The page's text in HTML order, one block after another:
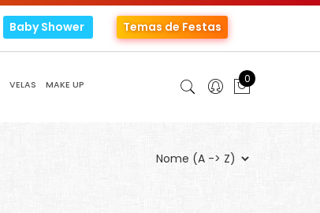
Baby Shower Temas de Festas
VELAS MAKE UP 0